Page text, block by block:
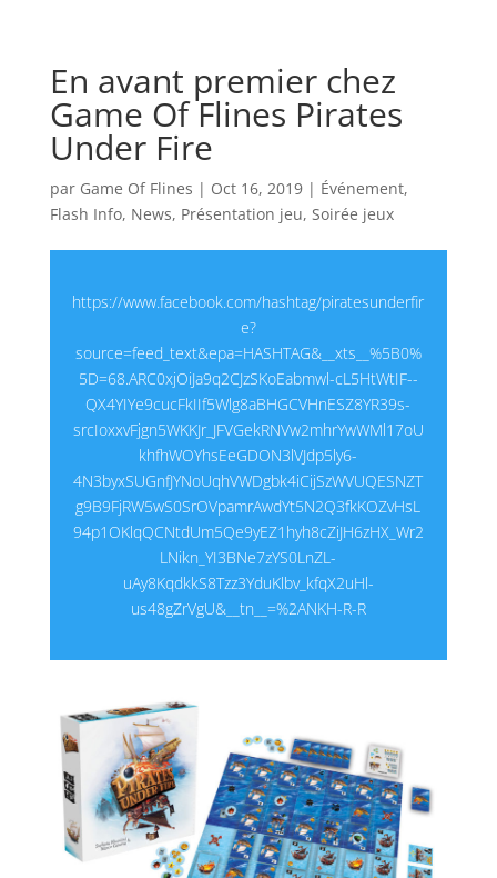
En avant premier chez
Game Of Flines Pirates
Under Fire
par Game Of Flines | Oct 16, 2019| Événement,
Flash Info, News, Présentation jeu, Soirée jeux
https://www.facebook.com/hashtag/piratesunderfir
e?
source=feed_text&epa=HASHTAG&__xts__%5B0%
5D=68.ARC0xjOiJa9q2CJzSKoEabmwl-cL5HtWtIF--
QX4YIYe9cucFkIIf5Wlg8aBHGCVHnESZ8YR39s-
srcIoxxvFjgn5WKKJr_JFVGekRNVw2mhrYwWMl17oU
khfhWOYhsEeGDON3lVJdp5ly6-
4N3byxSUGnfJYNoUqhVWDgbk4iCijSzWVUQESNZT
g9B9FjRW5wS0SrOVpamrAwdYt5N2Q3fkKOZvHsL
94p1OKlqQCNtdUm5Qe9yEZ1hyh8cZiJH6zHX_Wr2
LNikn_YI3BNe7zYS0LnZL-
uAy8KqdkkS8Tzz3YduKlbv_kfqX2uHl-
us48gZrVgU&__tn__=%2ANKH-R-R